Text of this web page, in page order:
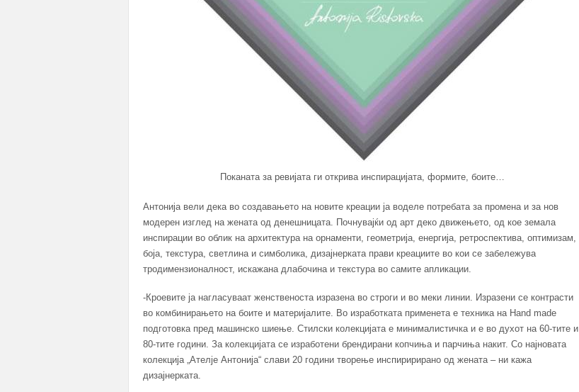
Поканата за ревијата ги открива инспирацијата, формите, боите…
Антонија вели дека во создавањето на новите креации ја воделе потребата за промена и за нов
модерен изглед на жената од денешницата. Почнувајќи од арт деко движењето, од кое земала
инспирации во облик на архитектура на орнаменти, геометрија, енергија, ретроспектива, оптимизам,
боја, текстура, светлина и симболика, дизајнерката прави креациите во кои се забележува
тродимензионалност, искажана длабочина и текстура во самите апликации.
-Кроевите ја нагласуваат женственоста изразена во строги и во меки линии. Изразени се контрасти
во комбинирањето на боите и материјалите. Во изработката применета е техника на Hand made
подготовка пред машинско шиење. Стилски колекцијата е минималистичка и е во духот на 60-тите и
80-тите години. За колекцијата се изработени брендирани копчиња и парчиња накит. Со најновата
колекција „Ателје Антонија“ слави 20 години творење инспиририрано од жената – ни кажа
дизајнерката.